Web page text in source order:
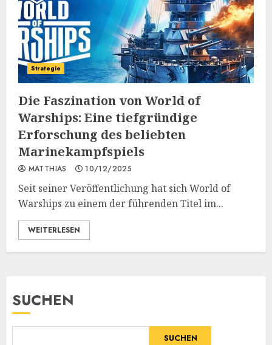
Strategie
Die Faszination von World of
Warships: Eine tiefgründige
Erforschung des beliebten
Marinekampfspiels
MATTHIAS 10/12/2025
Seit seiner Veröffentlichung hat sich World of
Warships zu einem der führenden Titel im...
WEITERLESEN
SUCHEN
SUCHEN